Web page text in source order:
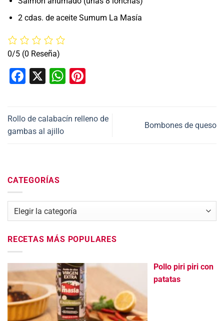
2 cdas. de aceite Sumum La Masía
0/5 (0 Reseña)
Facebook
X WhatsApp
Rollo de calabacín relleno de
gambas al ajillo
Bombones de queso
CATEGORÍAS
Categorías
RECETAS MÁS POPULARES
Pollo piri piri con
patatas